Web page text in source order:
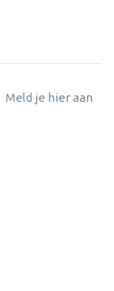
Meld je hier aan